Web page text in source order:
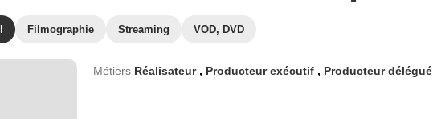
Filmographie Streaming VOD, DVD
Métiers Réalisateur , Producteur exécutif , Producteur délégué